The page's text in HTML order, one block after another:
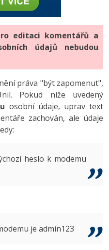
SEO
editaci komentářů a
údajů nebudou
práva "být zapomenut",
Pokud níže uvedený
osobní údaje, uprav text
zachován, ale údaje
heslo k modemu
je admin123